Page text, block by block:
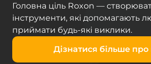
Головна ціль Roxon —
інструменти, які допомагають
приймати будь-які виклики.
Дізнатися більше про